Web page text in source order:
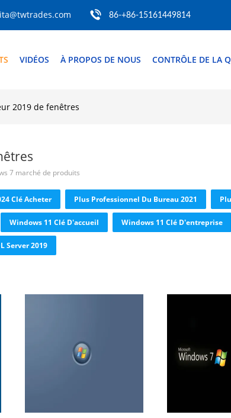
86-+86-15161449814
VIDÉOS À PROPOS DE NOUS CONTRÔLE DE LA
2019 de fenêtres
7 marché de produits
Clé Acheter Plus Professionnel Du Bureau 2021
Windows 11 Clé D'accueil Windows 11 Clé D'entreprise
Server 2019